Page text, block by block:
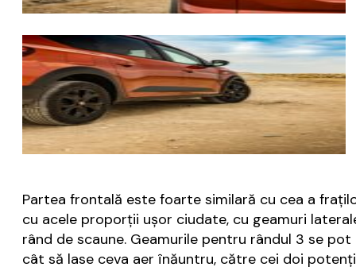
Partea frontală este foarte similară cu cea a
cu acele proporții ușor ciudate, cu geamuri
rând de scaune. Geamurile pentru rândul 3 se
cât să lase ceva aer înăuntru, către cei doi